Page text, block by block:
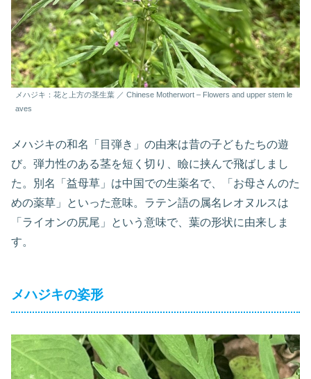
メハジキ：花と上方の茎生葉 ／ Chinese Motherwort – Flowers and upper stem le
aves
メハジキの和名「目弾き」の由来は昔の子どもたちの遊
び。弾力性のある茎を短く切り、瞼に挟んで飛ばしまし
た。別名「益母草」は中国での生薬名で、「お母さんのた
めの薬草」といった意味。ラテン語の属名レオヌルスは
「ライオンの尻尾」という意味で、葉の形状に由来しま
す。
メハジキの姿形